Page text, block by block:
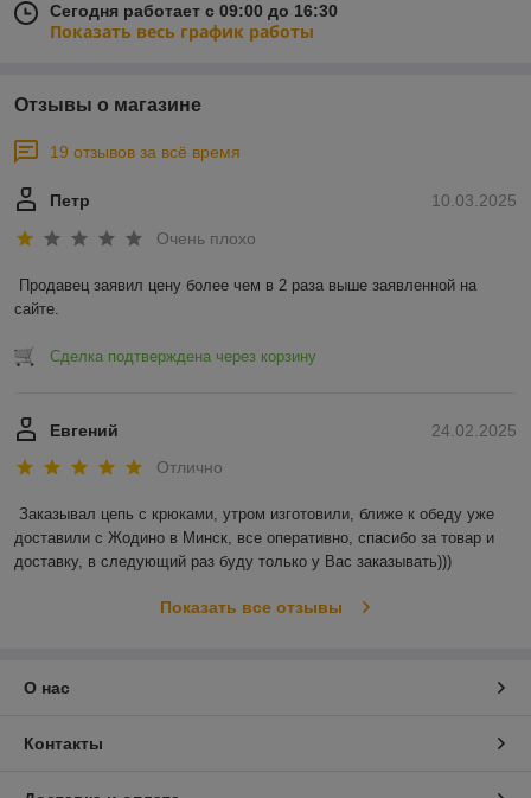
Сегодня работает с 09:00 до 16:30
Показать весь график работы
Отзывы о магазине
19 отзывов за всё время
10.03.2025
Петр
Очень плохо
Продавец заявил цену более чем в 2 раза выше заявленной на
сайте.
Сделка подтверждена через корзину
24.02.2025
Евгений
Отлично
Заказывал цепь с крюками, утром изготовили, ближе к обеду уже
доставили с Жодино в Минск, все оперативно, спасибо за товар и
доставку, в следующий раз буду только у Вас заказывать)))
Показать все отзывы
О нас
Контакты